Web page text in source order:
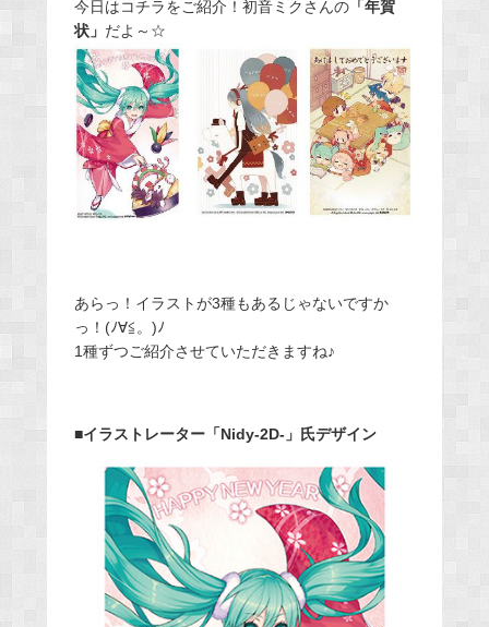
k
今日はコチラをご紹介！初音ミクさんの「年賀
状」 だよ～☆
あらっ！イラストが3種もあるじゃないですか
っ！(ﾉ∀≦。)ﾉ
1種ずつご紹介させていただきますね♪
■イラストレーター「Nidy-2D-」氏デザイン